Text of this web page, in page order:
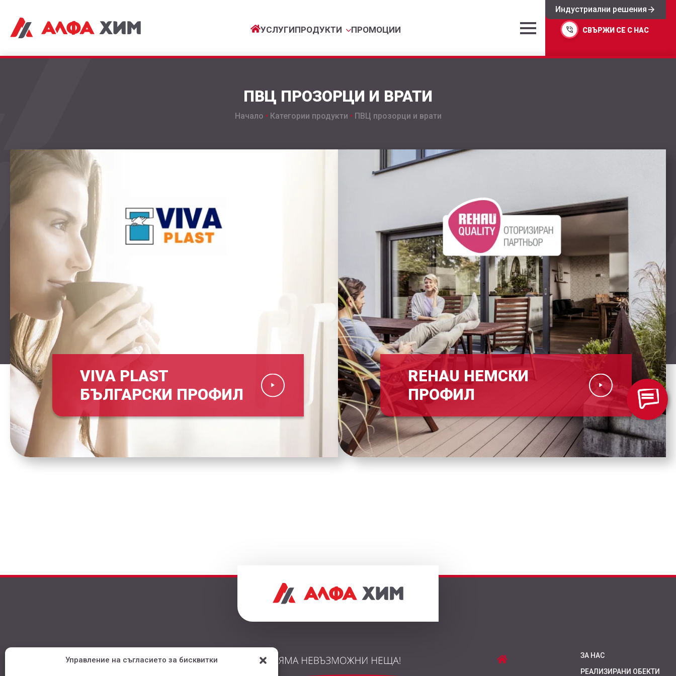
Управление на съгласието за бисквитки
УСЛУГИПРОДУКТИ ПРОМОЦИИ
Индустриални решения
СВЪРЖИ СЕ С НАС
ПВЦ ПРОЗОРЦИ И ВРАТИ
Начало • Категории продукти • ПВЦ прозорци и врати
VIVA PLAST
БЪЛГАРСКИ ПРОФИЛ
REHAU НЕМСКИ
ПРОФИЛ
ОБАДЕТЕ НИ СЕ НА ТЕЛ:
ЗА НАС
РЕАЛИЗИРАНИ ОБЕКТИ